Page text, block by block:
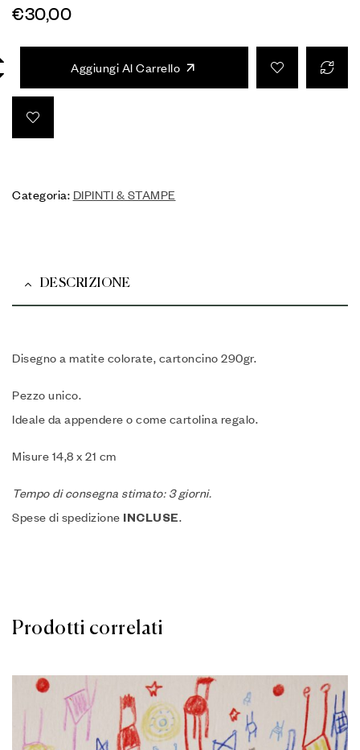
€30,00
Aggiungi Al Carrello
Categoria: DIPINTI & STAMPE
DESCRIZIONE
Disegno a matite colorate, cartoncino 290gr.
Pezzo unico.
Ideale da appendere o come cartolina regalo.
Misure 14,8 x 21 cm
Tempo di consegna stimato: 3 giorni.
Spese di spedizione INCLUSE.
Prodotti correlati